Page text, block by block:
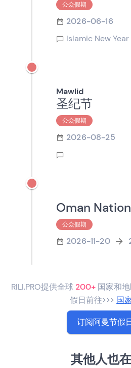
公众假期
2026-06-16
Islamic New Year
Mawlid
圣纪节
公众假期
2026-08-25
Oman
公众假期
2026-11-20
RILI.PRO提供全球 200+ 国家和
假日前往>>> 国
订阅阿曼节假
其他人也